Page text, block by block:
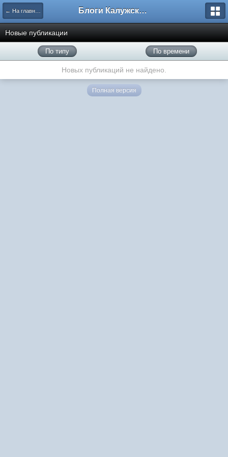
← На главную Блоги Калужского перекрестка
Новые публикации
По типу По времени
Новых публикаций не найдено.
Полная версия